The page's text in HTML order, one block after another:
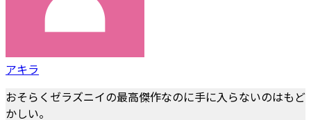
アキラ
おそらくゼラズニイの最高傑作なのに手に入らないのはもど
かしい。